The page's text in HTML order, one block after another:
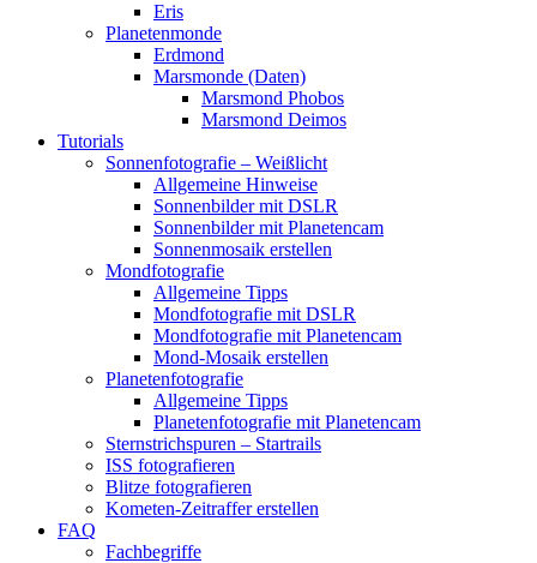
Eris
Planetenmonde
Erdmond
Marsmonde (Daten)
Marsmond Phobos
Marsmond Deimos
Tutorials
Sonnenfotografie – Weißlicht
Allgemeine Hinweise
Sonnenbilder mit DSLR
Sonnenbilder mit Planetencam
Sonnenmosaik erstellen
Mondfotografie
Allgemeine Tipps
Mondfotografie mit DSLR
Mondfotografie mit Planetencam
Mond-Mosaik erstellen
Planetenfotografie
Allgemeine Tipps
Planetenfotografie mit Planetencam
Sternstrichspuren – Startrails
ISS fotografieren
Blitze fotografieren
Kometen-Zeitraffer erstellen
FAQ
Fachbegriffe